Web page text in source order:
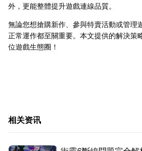
外，更能整體提升遊戲連線品質。
無論您想搶購新作、參與特賣活動或管理
正常運作都至關重要。本文提供的解決策
位遊戲生態圈！
相关资讯